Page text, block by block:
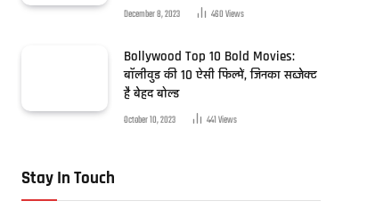
December 8, 2023 460Views
Bollywood Top 10 Bold Movies:
बॉलीवुड की 10 ऐसी फिल्में, जिनका सब्जेक्ट
है बेहद बोल्ड
October 10, 2023 441Views
Stay In Touch